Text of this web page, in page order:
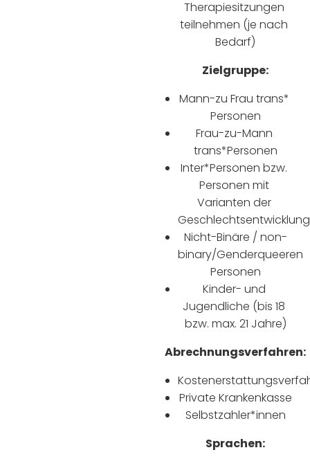
Therapiesitzungen
teilnehmen (je nach
Bedarf)
Zielgruppe:
Mann-zu Frau trans*
Personen
Frau-zu-Mann
trans*Personen
Inter*Personen bzw.
Personen mit
Varianten der
Geschlechtsentwicklung
Nicht-Binäre / non-
binary/Genderqueeren
Personen
Kinder- und
Jugendliche (bis 18
bzw. max. 21 Jahre)
Abrechnungsverfahren:
Private Krankenkasse
Selbstzahler*innen
Sprachen: